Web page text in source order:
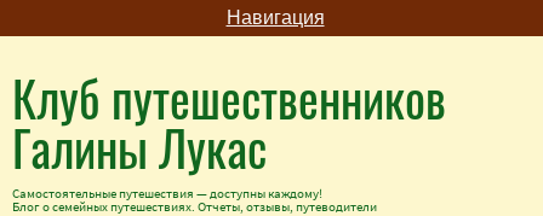
Навигация
Клуб путешественников
Галины Лукас
Самостоятельные путешествия — доступны каждому!
Блог о семейных путешествиях. Отчеты, отзывы, путеводители